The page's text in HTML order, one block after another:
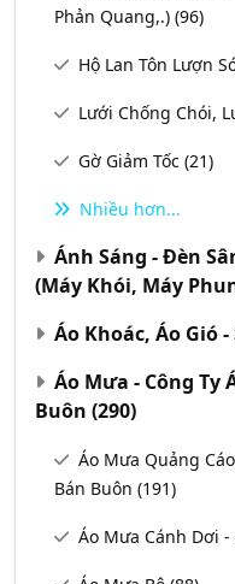
Phản Quang,.) (96)
Hộ Lan Tôn Lượn
Lưới Chống Chói,
Gờ Giảm Tốc (21)
Nhiều hơn...
Ánh Sáng - Đèn
(Máy Khói, Máy
Áo Khoác, Áo Gió
Áo Mưa - Công Ty
Buôn (290)
Áo Mưa Quảng
Bán Buôn (191)
Áo Mưa Cánh Dơi -